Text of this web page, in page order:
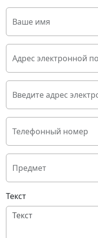
Ваше имя
Адрес электронной
Введите адрес
Телефонный номер
Предмет
Текст